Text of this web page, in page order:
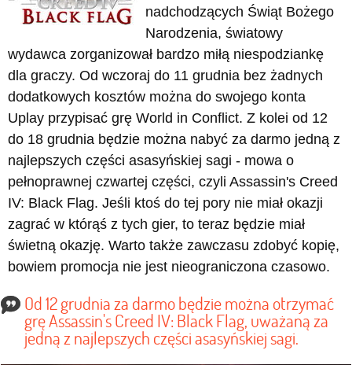
nadchodzących Świąt Bożego
Narodzenia, światowy
wydawca zorganizował bardzo miłą niespodziankę
dla graczy. Od wczoraj do 11 grudnia bez żadnych
dodatkowych kosztów można do swojego konta
Uplay przypisać grę World in Conflict. Z kolei od 12
do 18 grudnia będzie można nabyć za darmo jedną z
najlepszych części asasyńskiej sagi - mowa o
pełnoprawnej czwartej części, czyli Assassin's Creed
IV: Black Flag. Jeśli ktoś do tej pory nie miał okazji
zagrać w którąś z tych gier, to teraz będzie miał
świetną okazję. Warto także zawczasu zdobyć kopię,
bowiem promocja nie jest nieograniczona czasowo.
Od 12 grudnia za darmo będzie można otrzymać
grę Assassin's Creed IV: Black Flag, uważaną za
jedną z najlepszych części asasyńskiej sagi.